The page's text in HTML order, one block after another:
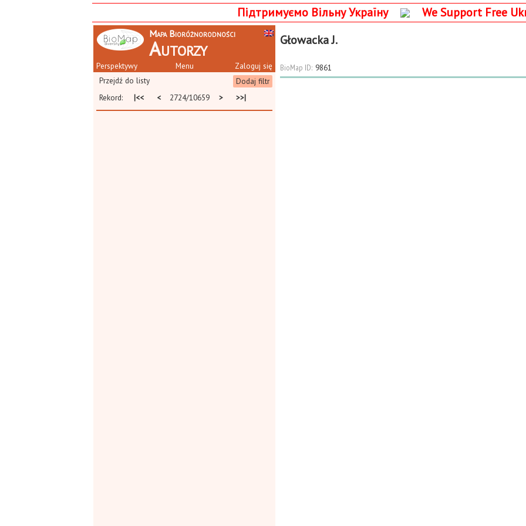
Підтримуємо Вільну Україну We Support Free
Mapa Bioróżnorodności
Autorzy
Perspektywy Zaloguj się
Menu
Dodaj filtr
Przejdź do listy
Rekord:
|<< < 2724/10659 > >>|
Głowacka J.
BioMap ID: 9861